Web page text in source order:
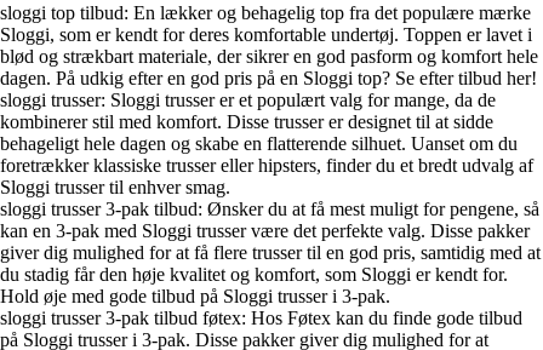
sloggi top tilbud: En lækker og behagelig top fra det populære mærke
Sloggi, som er kendt for deres komfortable undertøj. Toppen er lavet i
blød og strækbart materiale, der sikrer en god pasform og komfort hele
dagen. På udkig efter en god pris på en Sloggi top? Se efter tilbud her!
sloggi trusser: Sloggi trusser er et populært valg for mange, da de
kombinerer stil med komfort. Disse trusser er designet til at sidde
behageligt hele dagen og skabe en flatterende silhuet. Uanset om du
foretrækker klassiske trusser eller hipsters, finder du et bredt udvalg af
Sloggi trusser til enhver smag.
sloggi trusser 3-pak tilbud: Ønsker du at få mest muligt for pengene, så
kan en 3-pak med Sloggi trusser være det perfekte valg. Disse pakker
giver dig mulighed for at få flere trusser til en god pris, samtidig med at
du stadig får den høje kvalitet og komfort, som Sloggi er kendt for.
Hold øje med gode tilbud på Sloggi trusser i 3-pak.
sloggi trusser 3-pak tilbud føtex: Hos Føtex kan du finde gode tilbud
på Sloggi trusser i 3-pak. Disse pakker giver dig mulighed for at